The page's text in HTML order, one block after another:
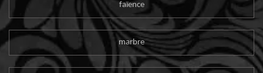
faïence
marbre